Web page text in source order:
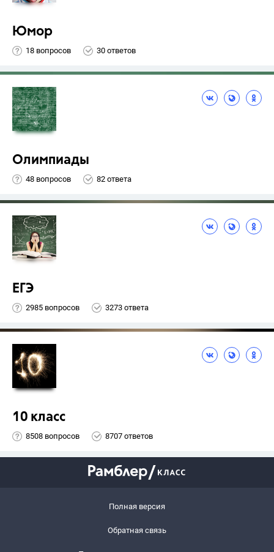
Юмор
18 вопросов 30 ответов
Олимпиады
48 вопросов 82 ответа
ЕГЭ
2985 вопросов 3273 ответа
10 класс
8508 вопросов 8707 ответов
Полная версия
Обратная связь